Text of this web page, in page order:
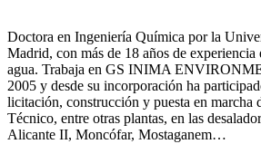
Doctora en Ingeniería Química por la
Madrid, con más de 18 años de experiencia
agua. Trabaja en GS INIMA
2005 y desde su incorporación ha
licitación, construcción y puesta en marcha
Técnico, entre otras plantas, en las
Alicante II, Moncófar, Mostaganem…